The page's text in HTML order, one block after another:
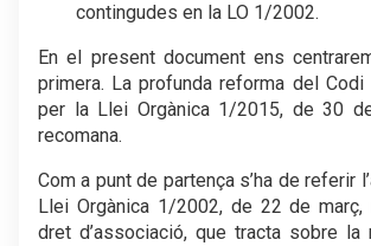
contingudes en la LO 1/2002.
En el present document ens
primera. La profunda reforma del Codi
per la Llei Orgànica 1/2015, de 30
recomana.
Com a punt de partença s’ha de referir
Llei Orgànica 1/2002, de 22 de març,
dret d’associació, que tracta sobre la